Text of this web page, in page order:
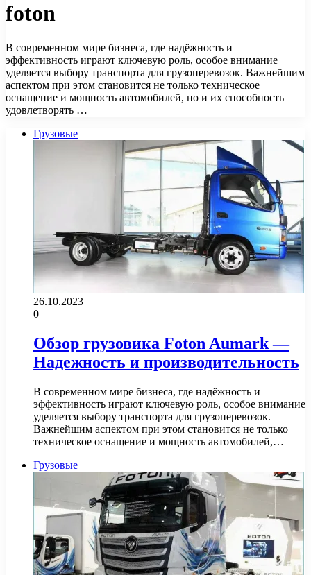
foton
В современном мире бизнеса, где надёжность и
эффективность играют ключевую роль, особое внимание
уделяется выбору транспорта для грузоперевозок. Важнейшим
аспектом при этом становится не только техническое
оснащение и мощность автомобилей, но и их способность
удовлетворять …
Грузовые
26.10.2023
0
Обзор грузовика Foton Aumark —
Надежность и производительность
В современном мире бизнеса, где надёжность и
эффективность играют ключевую роль, особое внимание
уделяется выбору транспорта для грузоперевозок.
Важнейшим аспектом при этом становится не только
техническое оснащение и мощность автомобилей,…
Грузовые